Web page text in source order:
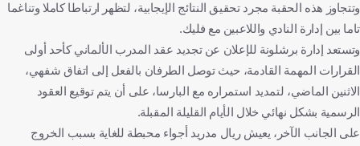
وتتجاوز هذه الحقبة مجرد تحقيق النتائج الإيجابية، لتظهر ارتباطا كاملا وتناغما
تاما بين إدارة النادي واللاعبين مع فليك.
وتستعد إدارة برشلونة للإعلان عن تجديد عقد المدرب الألماني كأحد أولى
القرارات المهمة القادمة، حيث توصل الطرفان بالفعل إلى اتفاق شفهي،
الاثنين الماضي، لتمديد استمراره مع البارسا، على أن يتم توقيع العقود
الرسمية بشكل نهائي خلال الأيام القليلة المقبلة.
على الجانب الآخر، يعيش ريال مدريد أجواء محبطة للغاية بسبب الخروج